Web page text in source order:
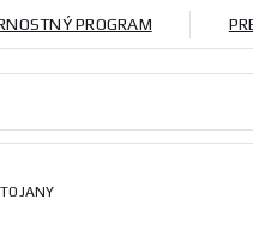
PROGRAM